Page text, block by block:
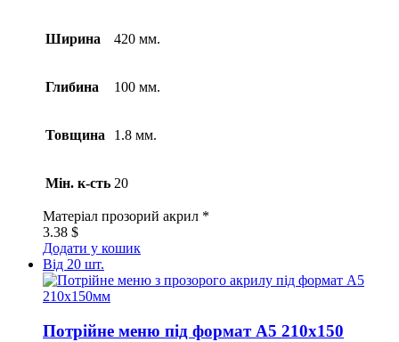
Ширина 420 мм.
Глибина 100 мм.
Товщина 1.8 мм.
Мін. к-сть 20
Матеріал прозорий акрил *
3.38 $
Додати у кошик
Від 20 шт.
Потрійне меню під формат А5 210х150